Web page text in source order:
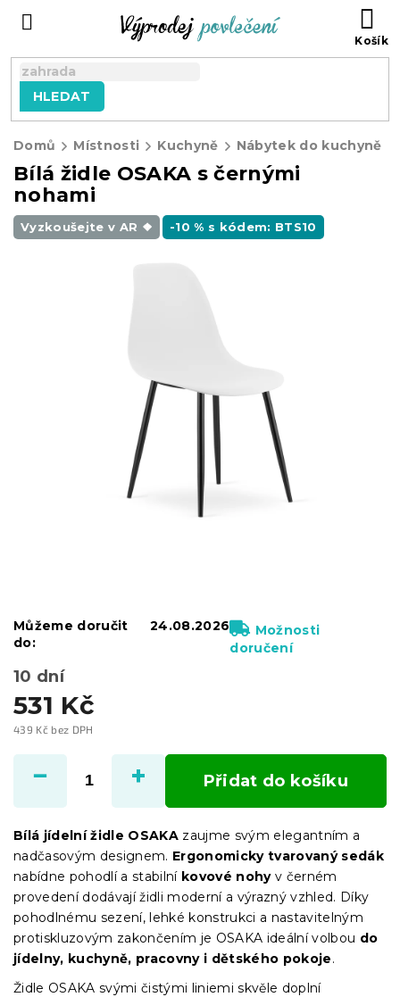
HLEDAT
Domů Místnosti Kuchyně Nábytek do kuchyně
Bílá židle OSAKA s černými
nohami
Vyzkoušejte v AR ❖ -10 % s kódem: BTS10
531 Kč
439 Kč bez DPH
cena:
10 dní
Můžeme doručit
do:
24.08.2026
Možnosti
doručení
Přidat do košíku
Bílá jídelní židle OSAKA zaujme svým elegantním a
nadčasovým designem. Ergonomicky tvarovaný sedák
nabídne pohodlí a stabilní kovové nohyv černém
provedení dodávají židli moderní a výrazný vzhled. Díky
pohodlnému sezení, lehké konstrukci a nastavitelným
protiskluzovým zakončením je OSAKA ideální volbou do
jídelny, kuchyně, pracovny i dětského pokoje.
Židle OSAKA svými čistými liniemi skvěle doplní